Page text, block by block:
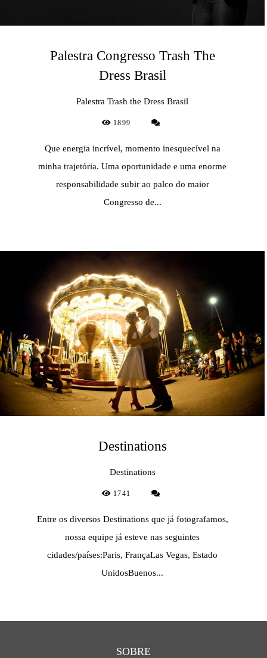
Palestra Congresso Trash The
Dress Brasil
Palestra Trash the Dress Brasil
1899
Que energia incrível, momento inesquecível na
minha trajetória. Uma oportunidade e uma enorme
responsabilidade subir ao palco do maior
Congresso de...
Destinations
Destinations
1741
Entre os diversos Destinations que já fotografamos,
nossa equipe já esteve nas seguintes
cidades/países:Paris, FrançaLas Vegas, Estado
UnidosBuenos...
SOBRE